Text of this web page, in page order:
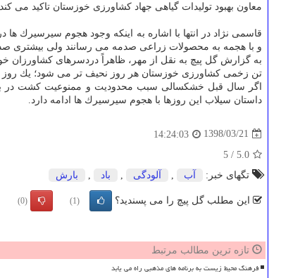
معاون بهبود تولیدات گیاهی جهاد كشاورزی خوزستان تاكید
قاسمی نژاد در انتها با اشاره به اینكه وجود هجوم
و با هجمه به محصولات زراعی صدمه می رسانند ولی بیشتری
به گزارش گل پیچ به نقل از مهر، ظاهراً دردسرهای كشاورزان
تن زخمی كشاورزی خوزستان هر روز نحیف تر می شود؛ یك
اگر سال قبل خشكسالی سبب محدودیت و ممنوعیت كشت در
داستان سیلاب این روزها با هجوم سیرسیرك ها ادامه دارد.
1398/03/21
14:24:03
5.0
/
5
تگهای خبر:
آب آلودگی باد بارش
این مطلب گل پیچ را می پسندید؟ (1)
(0)
تازه ترین مطالب مرتبط
فرهنگ محیط زیست به برنامه های مذهبی راه می یابد